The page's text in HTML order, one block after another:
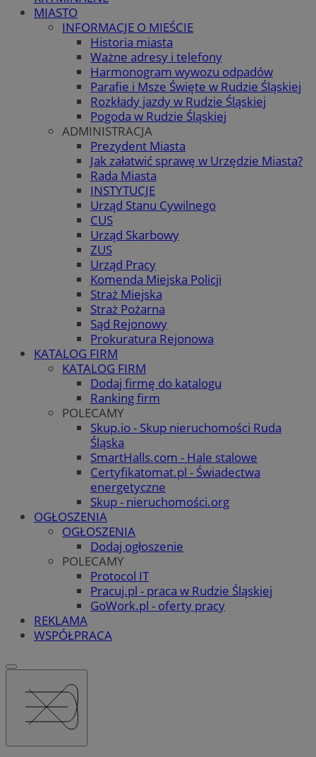
MIASTO
INFORMACJE O MIEŚCIE
Historia miasta
Ważne adresy i telefony
Harmonogram wywozu odpadów
Parafie i Msze Święte w Rudzie Śląskiej
Rozkłady jazdy w Rudzie Śląskiej
Pogoda w Rudzie Śląskiej
ADMINISTRACJA
Prezydent Miasta
Jak załatwić sprawę w Urzędzie Miasta?
Rada Miasta
INSTYTUCJE
Urząd Stanu Cywilnego
CUS
Urząd Skarbowy
ZUS
Urząd Pracy
Komenda Miejska Policji
Straż Miejska
Straż Pożarna
Sąd Rejonowy
Prokuratura Rejonowa
KATALOG FIRM
KATALOG FIRM
Dodaj firmę do katalogu
Ranking firm
POLECAMY
Skup.io - Skup nieruchomości Ruda
Śląska
SmartHalls.com - Hale stalowe
Certyfikatomat.pl - Świadectwa
energetyczne
Skup - nieruchomości.org
OGŁOSZENIA
OGŁOSZENIA
Dodaj ogłoszenie
POLECAMY
Protocol IT
Pracuj.pl - praca w Rudzie Śląskiej
GoWork.pl - oferty pracy
REKLAMA
WSPÓŁPRACA